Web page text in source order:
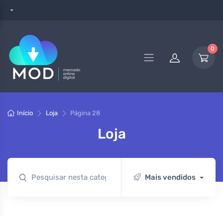
0
Início Loja Página 28
Loja
Mais vendidos